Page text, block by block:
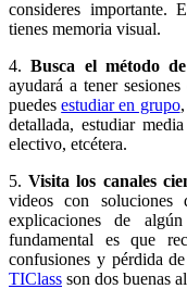
consideres importante.
tienes memoria visual.
4.Busca el método
ayudará a tener
puedesestudiar en grupo,
detallada, estudiar
electivo, etcétera.
5.Visita los canales
videos con soluciones
explicaciones de
fundamental es que
confusiones y pérdida
TIClass son dos buenas